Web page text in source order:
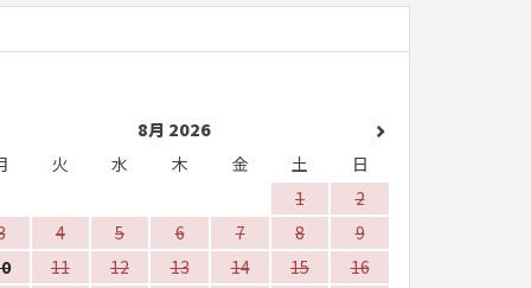
8月 2026
火 水 木 金 土
日
1
2
4 5 6 7 8
9
11 12 13 14 15 16